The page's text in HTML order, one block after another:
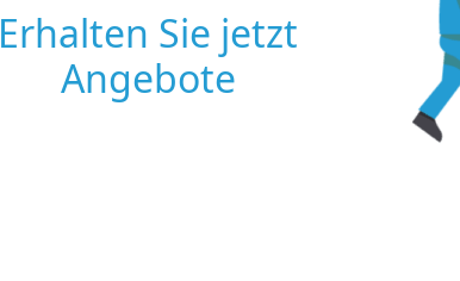
Erhalten Sie jetzt
Angebote